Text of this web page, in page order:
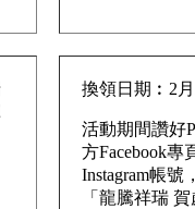
換領日期︰2
活動期間讚好
方Facebook專
Instagram帳號
「龍騰祥瑞 賀